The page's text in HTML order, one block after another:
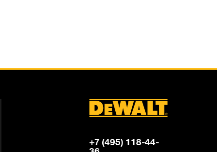
+7 (495) 118-44-